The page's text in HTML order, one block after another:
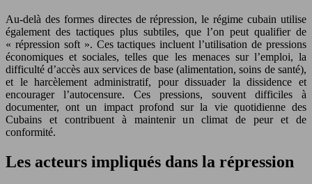
Au-delà des formes directes de répression, le régime cubain utilise
également des tactiques plus subtiles, que l’on peut qualifier de
« répression soft ». Ces tactiques incluent l’utilisation de pressions
économiques et sociales, telles que les menaces sur l’emploi, la
difficulté d’accès aux services de base (alimentation, soins de santé),
et le harcèlement administratif, pour dissuader la dissidence et
encourager l’autocensure. Ces pressions, souvent difficiles à
documenter, ont un impact profond sur la vie quotidienne des
Cubains et contribuent à maintenir un climat de peur et de
conformité.
Les acteurs impliqués dans la répression